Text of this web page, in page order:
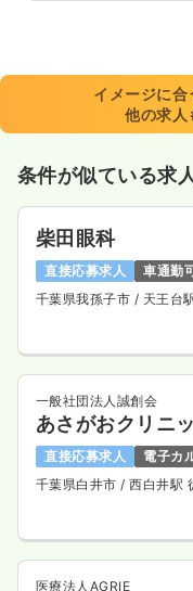
イメージに合
他の求人
条件が似ている求
柴田眼科
直接応募求人
車通勤
千葉県我孫子市 / 天王台
一般社団法人誠創会
あさがおクリニ
直接応募求人 電子カ
千葉県白井市/ 西白井駅
医療法人AGRIE